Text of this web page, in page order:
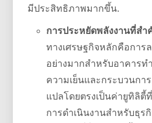
มีประสิทธิภาพมากขึ้น.
การประหยัดพลังงานที่สำ
ทางเศรษฐกิจหลักคือการ
อย่างมากสำหรับอาคารท
ความเย็นและกระบวนกา
แปลโดยตรงเป็นค่ายูทิลิตี้
การดำเนินงานสำหรับธุร